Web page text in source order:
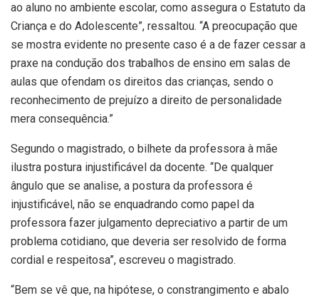
ao aluno no ambiente escolar, como assegura o Estatuto da
Criança e do Adolescente”, ressaltou. “A preocupação que
se mostra evidente no presente caso é a de fazer cessar a
praxe na condução dos trabalhos de ensino em salas de
aulas que ofendam os direitos das crianças, sendo o
reconhecimento de prejuízo a direito de personalidade
mera consequência.”
Segundo o magistrado, o bilhete da professora à mãe
ilustra postura injustificável da docente. “De qualquer
ângulo que se analise, a postura da professora é
injustificável, não se enquadrando como papel da
professora fazer julgamento depreciativo a partir de um
problema cotidiano, que deveria ser resolvido de forma
cordial e respeitosa”, escreveu o magistrado.
“Bem se vê que, na hipótese, o constrangimento e abalo